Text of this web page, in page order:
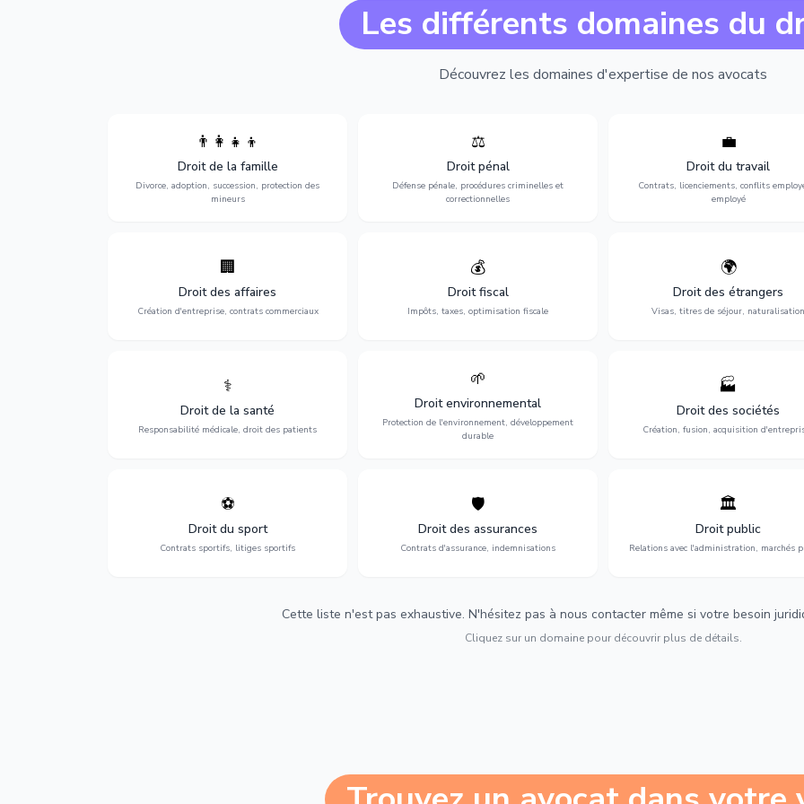
Les différents domaines du
Découvrez les domaines d'expertise de nos avocats
👨‍👩‍👧‍👦
Droit de la famille
Divorce, adoption, succession, protection des
mineurs
succession et protection des personnes
vulnérables.
⚖️
Droit pénal
Défense pénale, procédures criminelles et
correctionnelles
Expertise en matière pénale, de
l'assistance en garde à vue jusqu'au
procès, pour toute affaire correctionnelle
ou criminelle.
💼
Droit du travail
Contrats, licenciements, conflits
employé
Protection de vos droits au
contrats, licenciements,
discrimination et conflits avec
l'employeur.
🏢
Droit des affaires
Création d'entreprise, contrats commerciaux
Accompagnement complet pour votre
entreprise : création, contrats
commerciaux, concurrence et litiges.
💰
Droit fiscal
Impôts, taxes, optimisation fiscale
Optimisation de votre situation fiscale :
déclarations, contentieux, contrôles
fiscaux et planification.
🌍
Droit des étrangers
Visas, titres de séjour, naturalisation
Obtention de vos droits de séjour :
cartes de séjour, regroupement
naturalisation.
⚕️
Droit de la santé
Responsabilité médicale, droit des patients
Défense de vos droits médicaux : erreurs
médicales, responsabilité des praticiens
et indemnisation.
🌱
Droit environnemental
Protection de l'environnement, développement
durable
environnementale, litiges et
développement durable.
🏭
Droit des sociétés
Création, fusion, acquisition
Structuration de votre société :
fusion-acquisition, gouvernance
restructuration.
⚽
Droit du sport
Contrats sportifs, litiges sportifs
Expertise en droit sportif : contrats de
sportifs, transferts, sponsoring et
contentieux.
🛡️
Droit des assurances
Contrats d'assurance, indemnisations
Défense de vos intérêts : contrats
d'assurance, sinistres et indemnisations
optimales.
🏛️
Droit public
Relations avec l'administration, marchés
Gestion de vos relations avec
l'administration : marchés
urbanisme et contentieux.
Cette liste n'est pas exhaustive. N'hésitez pas à nous contacter même si votre besoin
Cliquez sur un domaine pour découvrir plus de détails.